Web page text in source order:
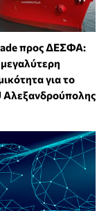
προς ΔΕΣΦΑ:
για το
Αλεξανδρούπολης